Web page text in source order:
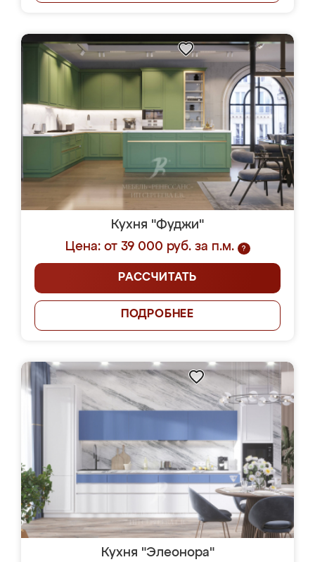
Кухня "Фуджи"
Цена: от 39 000 руб. за п.м.
?
РАССЧИТАТЬ
ПОДРОБНЕЕ
Кухня "Элеонора"